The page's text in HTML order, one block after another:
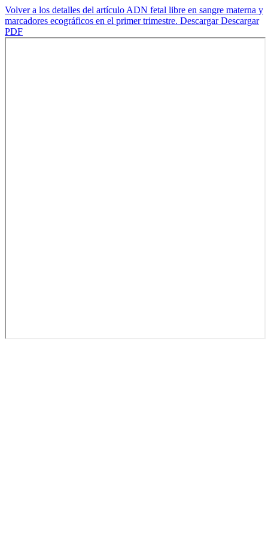
Volver a los detalles del artículo ADN fetal libre en sangre materna y
marcadores ecográficos en el primer trimestre. DescargarDescargar
PDF